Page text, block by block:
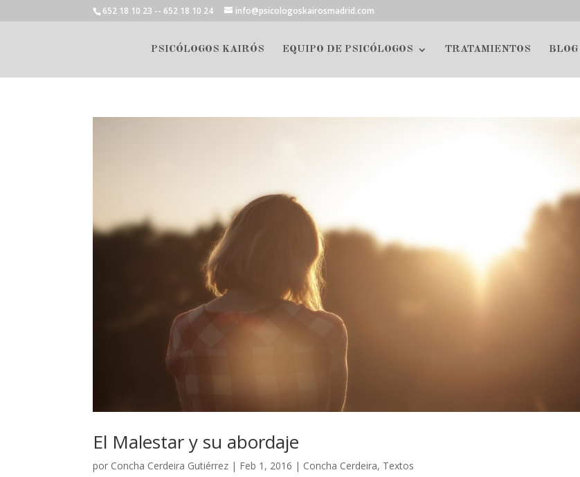
652 18 10 23 -- 652 18 10 24 info@psicologoskairosmadrid.com
PSICÓLOGOS KAIRÓS EQUIPO DE PSICÓLOGOS TRATAMIENTOS BLOG
El Malestar y su abordaje
por Concha Cerdeira Gutiérrez | Feb 1, 2016 | Concha Cerdeira, Textos